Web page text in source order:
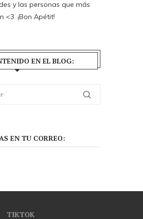
y las personas que más
<3. ¡Bon Apétit!
EN EL BLOG:
EN TU CORREO:
TIKTOK